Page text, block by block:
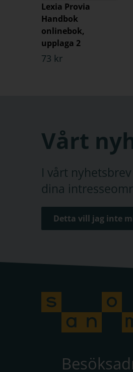
Lexia Provia
Handbok
onlinebok,
upplaga 2
73 kr
Vårt
I vårt
dina
Detta vill jag inte